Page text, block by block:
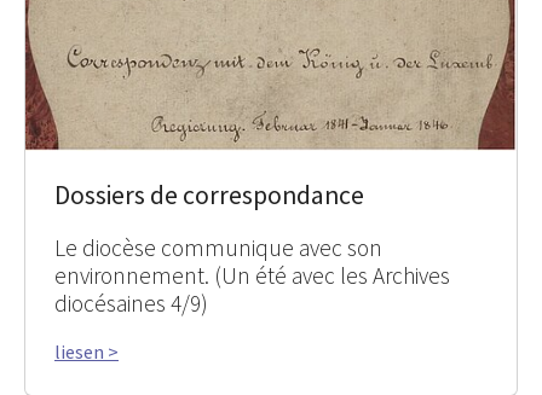
Dossiers de correspondance
Le diocèse communique avec son
environnement. (Un été avec les Archives
diocésaines 4/9)
liesen >